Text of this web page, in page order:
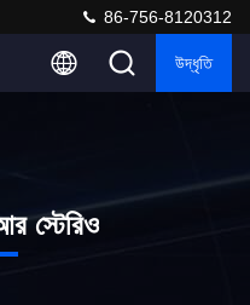
86-756-8120312
উদ্ধৃতি
স্টেরিও